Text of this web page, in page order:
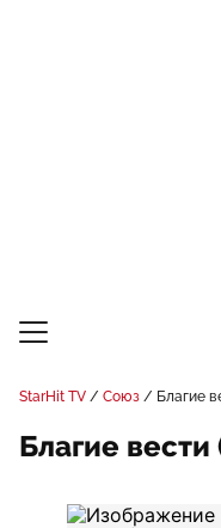
StarHit TV Союз Благие
Благие